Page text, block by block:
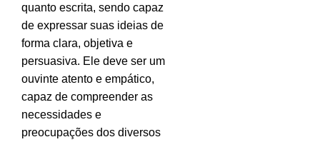
quanto escrita, sendo capaz
de expressar suas ideias de
forma clara, objetiva e
persuasiva. Ele deve ser um
ouvinte atento e empático,
capaz de compreender as
necessidades e
preocupações dos diversos